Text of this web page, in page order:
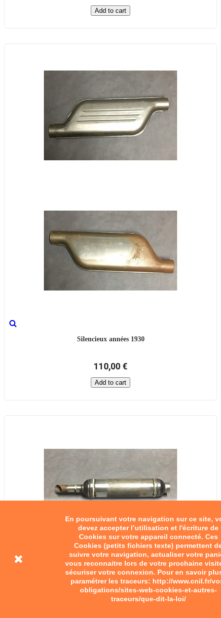
En poursuivant votre navigation sur ce site,
devez accepter l’utilisation et l'écriture de
Cookies sur votre appareil connecté. Ces
Cookies (petits fichiers texte) permettent
suivre votre navigation, actualiser votre
vous reconnaitre lors de votre prochaine
sécuriser votre connexion. Pour en savoir
paramétrer les traceurs: http://www.cnil.fr/
obligations/sites-web-cookies-et-autres-
traceurs/que-dit-la-loi/
Add to cart
Silencieux années 1930
110,00 €
Add to cart